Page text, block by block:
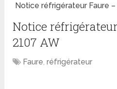
Notice réfrigérateur Faure
Notice
2107 AW
Faure,réfrigérateur